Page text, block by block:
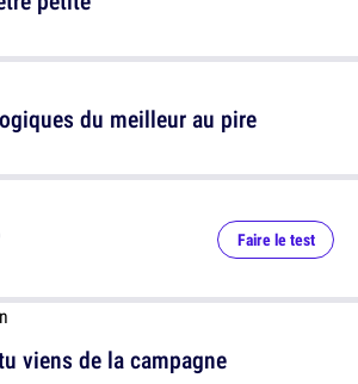
du meilleur au pire
Faire le test
viens de la campagne